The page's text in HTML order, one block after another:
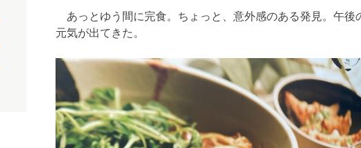
あっとゆう間に完食。ちょっと、意外感のある発見。午後
元気が出てきた。